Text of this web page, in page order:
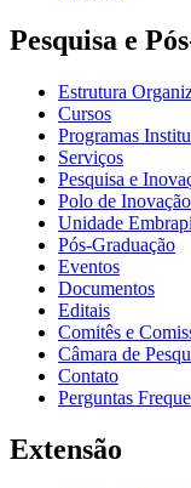
Pesquisa e
Estrutura
Cursos
Programas
Serviços
Pesquisa e
Polo de Inovação
Unidade
Pós-Graduação
Eventos
Documentos
Editais
Comitês e
Câmara de
Contato
Perguntas
Extensão